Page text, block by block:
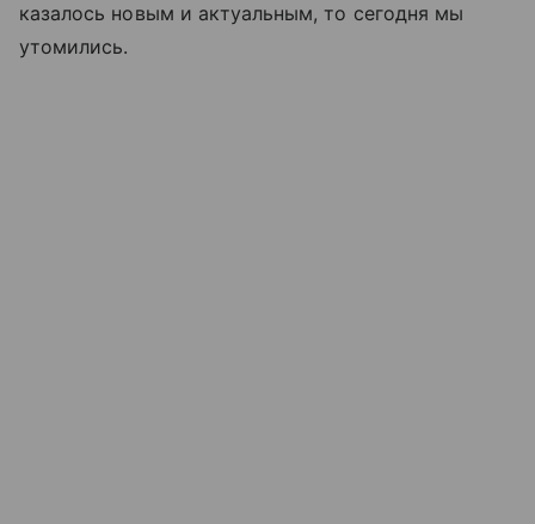
казалось новым и актуальным, то сегодня мы
утомились.